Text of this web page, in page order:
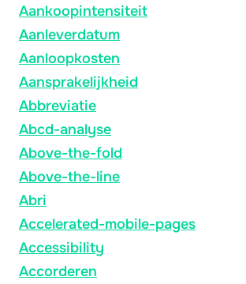
Aankoopintensiteit
Aanleverdatum
Aanloopkosten
Aansprakelijkheid
Abbreviatie
Abcd-analyse
Above-the-fold
Above-the-line
Abri
Accelerated-mobile-pages
Accessibility
Accorderen